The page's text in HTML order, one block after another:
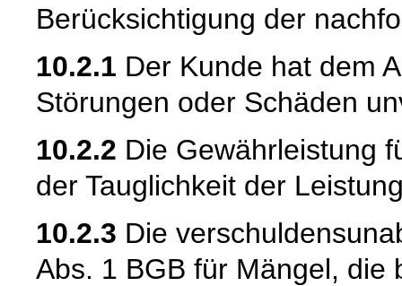
Berücksichtigung der
10.2.1 Der Kunde hat dem
Störungen oder Schäden
10.2.2 Die Gewährleistung
der Tauglichkeit der
10.2.3 Die
Abs. 1 BGB für Mängel, die